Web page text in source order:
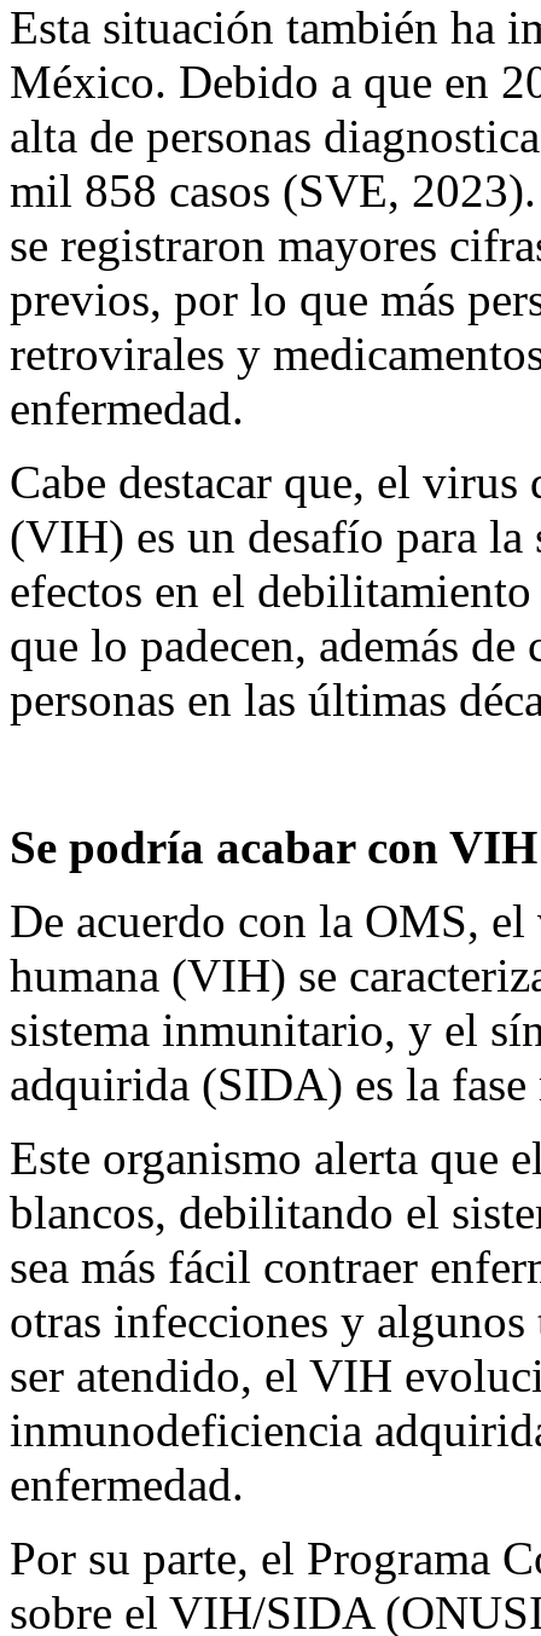
Esta situación también ha
México. Debido a que en
alta de personas
mil 858 casos (SVE,
se registraron mayores
previos, por lo que más
retrovirales y
enfermedad.
Cabe destacar que, el
(VIH) es un desafío para
efectos en el debilitamiento
que lo padecen, además
personas en las últimas
Se podría acabar con
De acuerdo con la OMS,
humana (VIH) se
sistema inmunitario, y el
adquirida (SIDA) es la fase
Este organismo alerta que
blancos, debilitando el
sea más fácil contraer
otras infecciones y algunos
ser atendido, el VIH
inmunodeficiencia
enfermedad.
Por su parte, el Programa
sobre el VIH/SIDA